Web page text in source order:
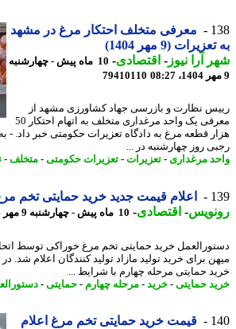
معرفی متخلف احتکار مرغ در مشهد
(9 مهر 1404)
آرا نیوز-اقتصادی-
10 ماه پیش - چهارشنبه
79410110
نظارت و بازرسی جهاد کشاورزی مشهد از
معرفی یک واحد مرغداری متخلف به اتهام احتکار 50
قطعه مرغ به دادگاه تعزیرات حکومتی خبر داد. - به
روز چهارشنبه در ...
مرغداری- تعزیرات- تعزیرات حکومتی-متخلف-
اعلام قیمت جدید خرید حمایتی تخم مرغ از
-اقتصادی-10 ماه پیش - چهارشنبه 9 مهر 1404، 04:23
خرید حمایتی تخم مرغ خوراکی توسط
برای خرید تولید مازاد تولید کنندگان اعلام شد. در
حمایتی مرحله چهارم با شرایط ...
حمایتی-خرید- مرحله چهارم-حمایتی-دستورالعمل
قیمت خرید حمایتی تخم مرغ اعلام